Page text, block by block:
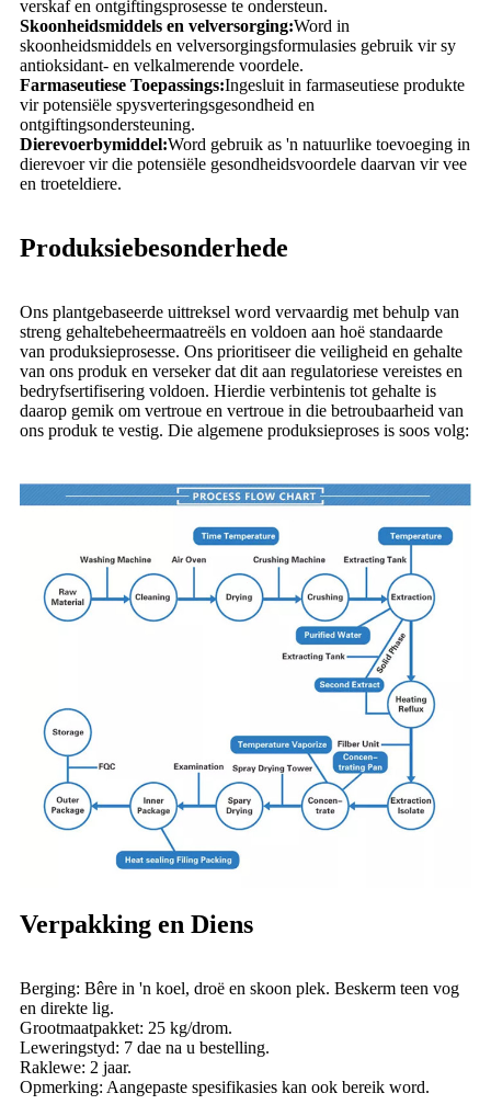
verskaf en ontgiftingsprosesse te ondersteun.
Skoonheidsmiddels en velversorging:Word in
skoonheidsmiddels en velversorgingsformulasies gebruik vir sy
antioksidant- en velkalmerende voordele.
Farmaseutiese Toepassings:Ingesluit in farmaseutiese produkte
vir potensiële spysverteringsgesondheid en
ontgiftingsondersteuning.
Dierevoerbymiddel:Word gebruik as 'n natuurlike toevoeging in
dierevoer vir die potensiële gesondheidsvoordele daarvan vir vee
en troeteldiere.
Produksiebesonderhede
Ons plantgebaseerde uittreksel word vervaardig met behulp van
streng gehaltebeheermaatreëls en voldoen aan hoë standaarde
van produksieprosesse. Ons prioritiseer die veiligheid en gehalte
van ons produk en verseker dat dit aan regulatoriese vereistes en
bedryfsertifisering voldoen. Hierdie verbintenis tot gehalte is
daarop gemik om vertroue en vertroue in die betroubaarheid van
ons produk te vestig. Die algemene produksieproses is soos volg:
Verpakking en Diens
Berging: Bêre in 'n koel, droë en skoon plek. Beskerm teen vog
en direkte lig.
Grootmaatpakket: 25 kg/drom.
Leweringstyd: 7 dae na u bestelling.
Raklewe: 2 jaar.
Opmerking: Aangepaste spesifikasies kan ook bereik word.